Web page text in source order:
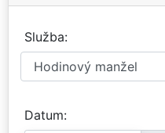
Služba
Datum